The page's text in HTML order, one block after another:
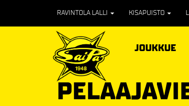
RAVINTOLA LALLI KISAPUISTO
JOUKKUE